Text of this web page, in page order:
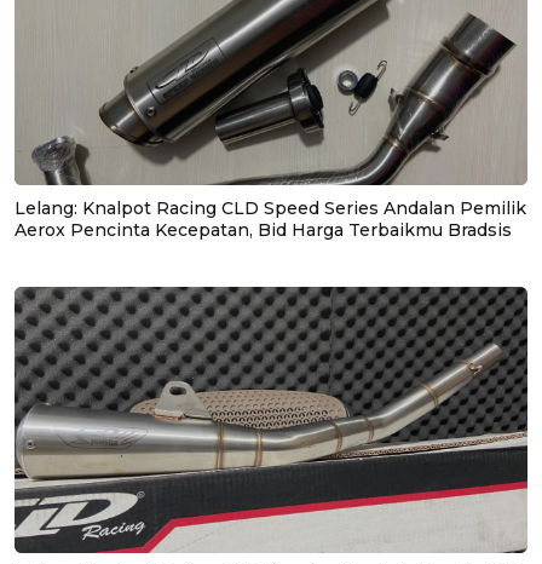
Lelang: Knalpot Racing CLD Speed Series Andalan Pemilik
Aerox Pencinta Kecepatan, Bid Harga Terbaikmu Bradsis